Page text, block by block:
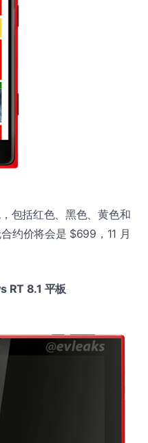
包括红色、黑色、黄色和
约价将会是 $699，11 月
RT 8.1 平板